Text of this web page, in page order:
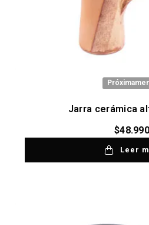
Jarra cerámica
$48.990
Leer